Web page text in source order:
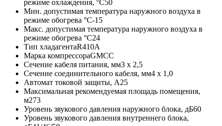
режиме охлаждения, °С50
Мин. допустимая температура наружного воздуха в
режиме обогрева °С-15
Макс. допустимая температура наружного воздуха в
режиме обогрева °С24
Тип хладагентаR410A
Марка компрессораGMCC
Сечение кабеля питания, мм3 х 2,5
Сечение соединительного кабеля, мм4 х 1,0
Автомат токовой защиты, A25
Максимальная рекомендуемая площадь помещения,
м273
Уровень звукового давления наружного блока, дБ60
Уровень звукового давления внутреннего блока,